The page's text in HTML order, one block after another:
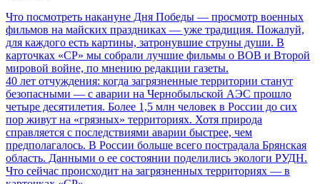
Что посмотреть накануне Дня Победы — просмотр военных
фильмов на майских праздниках — уже традиция. Пожалуй,
для каждого есть картины, затронувшие струны души. В
карточках «СР» мы собрали лучшие фильмы о ВОВ и Второй
мировой войне, по мнению редакции газеты.
40 лет отчуждения: когда загрязненные территории станут
безопасными — с аварии на Чернобыльской АЭС прошло
четыре десятилетия. Более 1,5 млн человек в России до сих
пор живут на «грязных» территориях. Хотя природа
справляется с последствиями аварии быстрее, чем
предполагалось. В России больше всего пострадала Брянская
область. Данными о ее состоянии поделились экологи РУДН.
Что сейчас происходит на загрязненных территориях — в